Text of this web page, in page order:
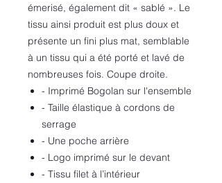
émerisé, également dit « sablé ». Le
tissu ainsi produit est plus doux et
présente un fini plus mat, semblable
à un tissu qui a été porté et lavé de
nombreuses fois. Coupe droite.
- Imprimé Bogolan sur l'ensemble
- Taille élastique à cordons de
serrage
- Une poche arrière
- Logo imprimé sur le devant
- Tissu filet à l’intérieur